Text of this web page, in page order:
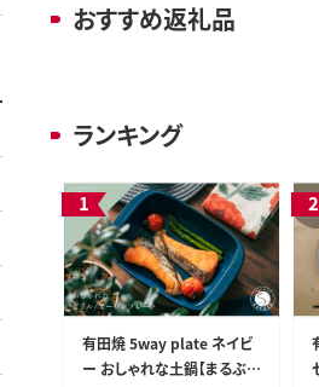
おすすめ返礼品
ランキング
有田焼 5way plate ネイビ
ー おしゃれな土鍋【まるぶ